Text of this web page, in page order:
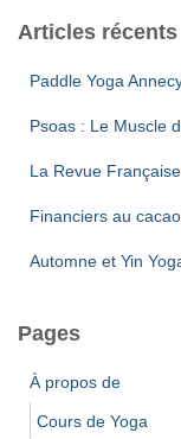
rArticles récents
Paddle Yoga
Psoas : Le Muscle
La Revue
Financiers au
Automne et Yin
Pages
À propos de
Cours de Yoga